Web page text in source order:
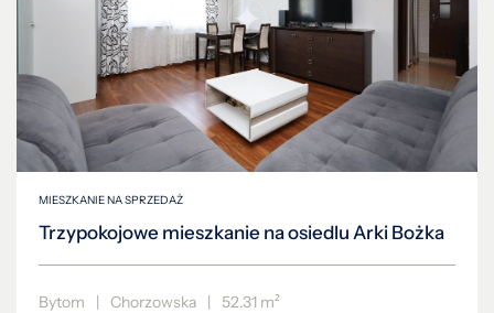
MIESZKANIE NA SPRZEDAŻ
Trzypokojowe mieszkanie na osiedlu Arki Bożka
Bytom | Chorzowska | 52.31 m²